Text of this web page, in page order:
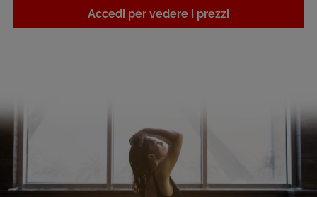
Accedi per vedere i prezzi